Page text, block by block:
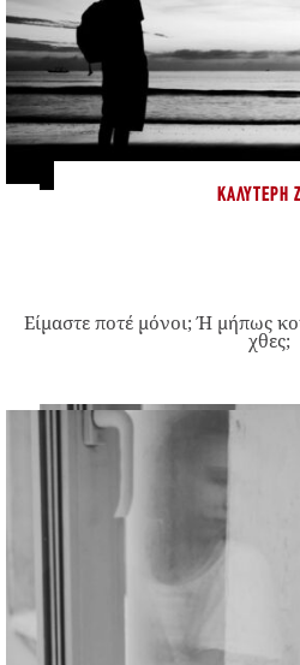
ΚΑΛΎΤΕΡΗ
Είμαστε ποτέ μόνοι; Ή μήπως
χθες;